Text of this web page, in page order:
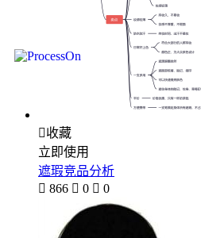
收藏
立即使用
遮瑕竞品分析
 866  0  0